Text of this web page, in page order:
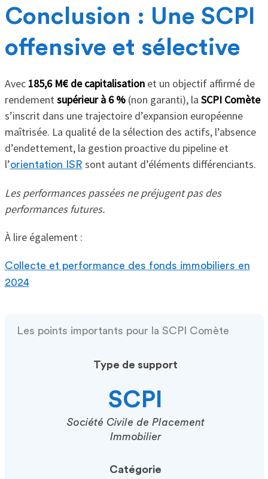
Conclusion : Une SCPI
offensive et sélective
Avec 185,6 M€ de capitalisationet un objectif affirmé de
rendement supérieur à 6 %(non garanti), la SCPI Comète
s’inscrit dans une trajectoire d’expansion européenne
maîtrisée. La qualité de la sélection des actifs, l’absence
d’endettement, la gestion proactive du pipeline et
l’orientation ISR sont autant d’éléments différenciants.
Les performances passées ne préjugent pas des
performances futures.
À lire également :
Collecte et performance des fonds immobiliers en
2024
Les points importants pour la SCPI Comète
Type de support
SCPI
Société Civile de Placement
Immobilier
Catégorie